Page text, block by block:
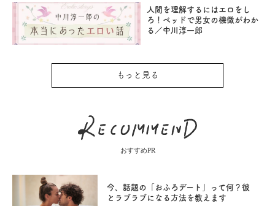
人間を理解するにはエロをし
ろ！ベッドで男女の機微がわか
る／中川淳一郎
もっと見る
おすすめPR
今、話題の「おふろデート」って何？彼
とラブラブになる方法を教えます